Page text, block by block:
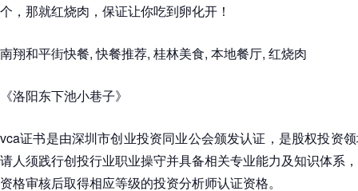
个，那就红烧肉，保证让你吃到卵化开！
南翔和平街快餐, 快餐推荐, 桂林美食, 本地餐厅, 红烧肉
《洛阳东下池小巷子》
vca证书是由深圳市创业投资同业公会颁发认证，是股权投资
请人须践行创投行业职业操守并具备相关专业能力及知识体系
资格审核后取得相应等级的投资分析师认证资格。